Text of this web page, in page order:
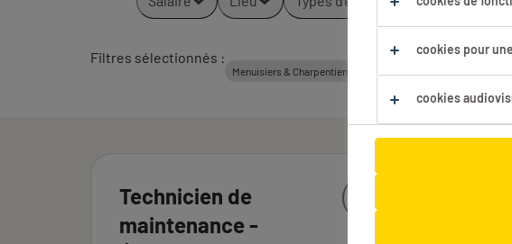
Filtres sélectionnés :
Menuisiers & Charpentiers Tout effacer
Technicien de
maintenance -
cookies pour
cookies